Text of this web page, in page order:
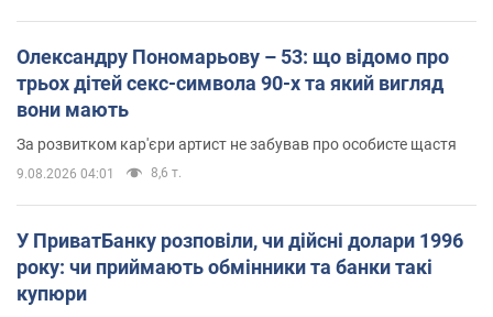
Олександру Пономарьову – 53: що відомо про
трьох дітей секс-символа 90-х та який вигляд
вони мають
За розвитком кар'єри артист не забував про особисте щастя
9.08.2026 04:01 8,6 т.
У ПриватБанку розповіли, чи дійсні долари 1996
року: чи приймають обмінники та банки такі
купюри